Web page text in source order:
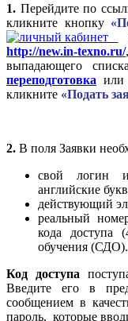
1. Перейдите по
кликните кнопку
http://new.in-texno.ru/
выпадающего
переподготовка или
кликните «Подать
2. В поля Заявки
свой логин
английские
действующий
реальный
кода доступа
обучения (СДО).
Код доступа
Введите его в
сообщением в
пароль, которые